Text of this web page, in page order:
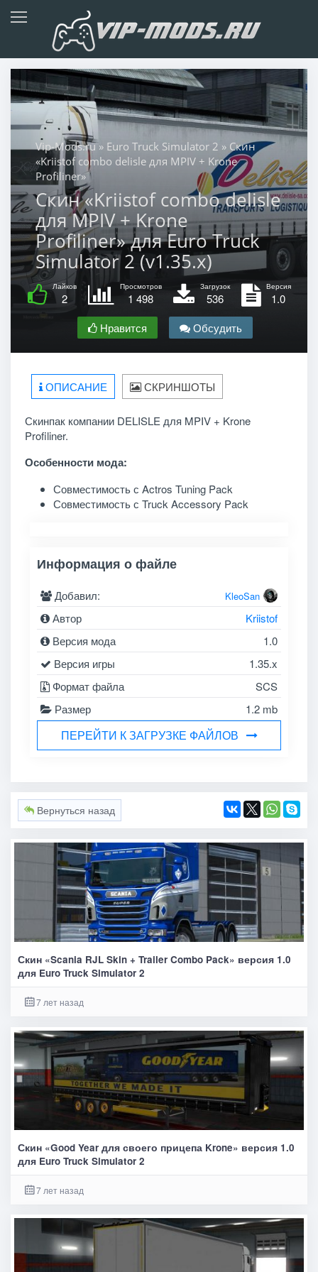
Vip-Mods.ru» Euro Truck Simulator 2 » Скин
«Kriistof combo delisle для MPIV + Krone
Profiliner»
Скин «Kriistof combo delisle
для MPIV + Krone
Profiliner» для Euro Truck
Simulator 2 (v1.35.x)
Лайков
2
Просмотров
1 498
Загрузок
536
Версия
1.0
Нравится
Обсудить
ОПИСАНИЕ СКРИНШОТЫ
Скинпак компании DELISLE для MPIV + Krone
Profiliner.
Особенности мода:
Совместимость с Actros Tuning Pack
Совместимость с Truck Accessory Pack
Информация о файле
Добавил: KleoSan
Автор
Kriistof
Версия мода
1.0
Версия игры
1.35.x
Формат файла
SCS
Размер
1.2 mb
ПЕРЕЙТИ К ЗАГРУЗКЕ ФАЙЛОВ
Вернуться назад
Скин «Scania RJL Skin + Trailer Combo Pack» версия 1.0
для Euro Truck Simulator 2
7 лет назад
Скин «Good Year для своего прицепа Krone» версия 1.0
для Euro Truck Simulator 2
7 лет назад